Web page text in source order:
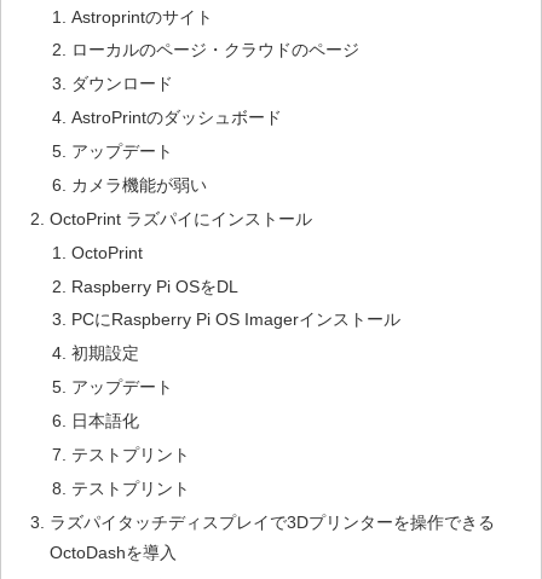
Astroprintのサイト
ローカルのページ・クラウドのページ
ダウンロード
AstroPrintのダッシュボード
アップデート
カメラ機能が弱い
OctoPrint ラズパイにインストール
OctoPrint
Raspberry Pi OSをDL
PCにRaspberry Pi OS Imagerインストール
初期設定
アップデート
日本語化
テストプリント
テストプリント
ラズパイタッチディスプレイで3Dプリンターを操作できる
OctoDashを導入